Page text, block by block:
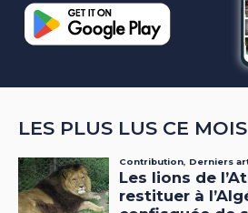
LES PLUS LUS CE MOIS